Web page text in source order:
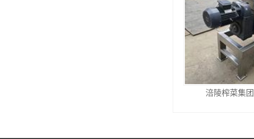
涪陵榨菜集